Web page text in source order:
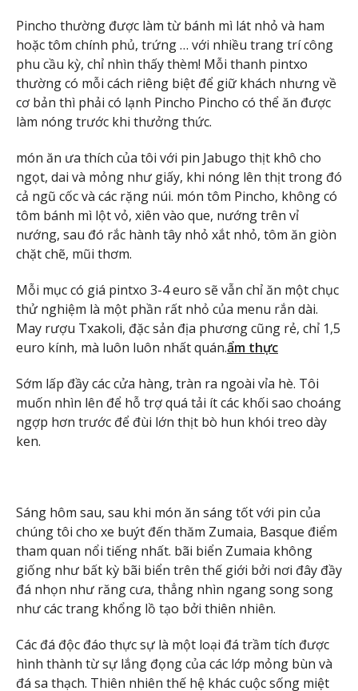
Pincho thường được làm từ bánh mì lát nhỏ và ham
hoặc tôm chính phủ, trứng … với nhiều trang trí công
phu cầu kỳ, chỉ nhìn thấy thèm! Mỗi thanh pintxo
thường có mỗi cách riêng biệt để giữ khách nhưng về
cơ bản thì phải có lạnh Pincho Pincho có thể ăn được
làm nóng trước khi thưởng thức.
món ăn ưa thích của tôi với pin Jabugo thịt khô cho
ngọt, dai và mỏng như giấy, khi nóng lên thịt trong đó
cả ngũ cốc và các rặng núi. món tôm Pincho, không có
tôm bánh mì lột vỏ, xiên vào que, nướng trên vỉ
nướng, sau đó rắc hành tây nhỏ xắt nhỏ, tôm ăn giòn
chặt chẽ, mũi thơm.
Mỗi mục có giá pintxo 3-4 euro sẽ vẫn chỉ ăn một chục
thử nghiệm là một phần rất nhỏ của menu rắn dài.
May rượu Txakoli, đặc sản địa phương cũng rẻ, chỉ 1,5
euro kính, mà luôn luôn nhất quán.ẩm thực
Sớm lấp đầy các cửa hàng, tràn ra ngoài vỉa hè. Tôi
muốn nhìn lên để hỗ trợ quá tải ít các khối sao choáng
ngợp hơn trước để đùi lớn thịt bò hun khói treo dày
ken.
Sáng hôm sau, sau khi món ăn sáng tốt với pin của
chúng tôi cho xe buýt đến thăm Zumaia, Basque điểm
tham quan nổi tiếng nhất. bãi biển Zumaia không
giống như bất kỳ bãi biển trên thế giới bởi nơi đây đầy
đá nhọn như răng cưa, thẳng nhìn ngang song song
như các trang khổng lồ tạo bởi thiên nhiên.
Các đá độc đáo thực sự là một loại đá trầm tích được
hình thành từ sự lắng đọng của các lớp mỏng bùn và
đá sa thạch. Thiên nhiên thế hệ khác cuộc sống miệt